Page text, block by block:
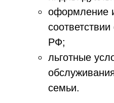
оформление
РФ;
льготные
семьи.